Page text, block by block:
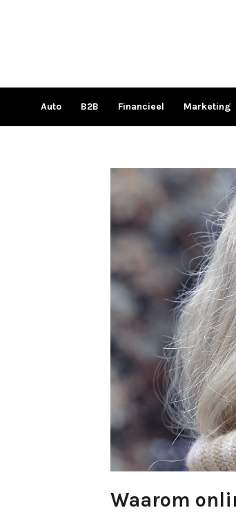
Auto B2B Financieel Marketing
Waarom